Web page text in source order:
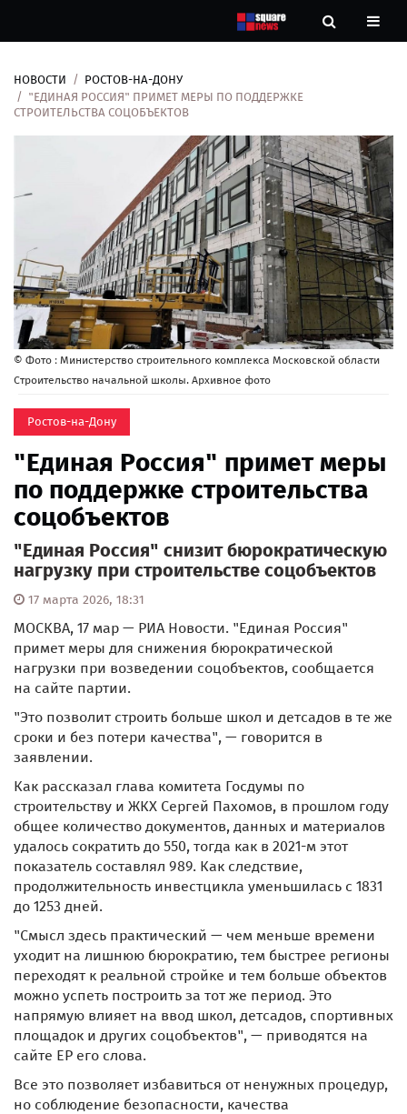
Новости
Рубрики
нас
НОВОСТИ
РОСТОВ-НА-ДОНУ
"ЕДИНАЯ РОССИЯ" ПРИМЕТ МЕРЫ ПО ПОДДЕРЖКЕ
СТРОИТЕЛЬСТВА СОЦОБЪЕКТОВ
© Фото : Министерство строительного комплекса Московской области
Строительство начальной школы. Архивное фото
Ростов-на-Дону
"Единая Россия" примет меры
по поддержке строительства
соцобъектов
"Единая Россия" снизит бюрократическую
нагрузку при строительстве соцобъектов
17 марта 2026, 18:31
МОСКВА, 17 мар — РИА Новости. "Единая Россия"
примет меры для снижения бюрократической
нагрузки при возведении соцобъектов, сообщается
на сайте партии.
"Это позволит строить больше школ и детсадов в те же
сроки и без потери качества", — говорится в
заявлении.
Как рассказал глава комитета Госдумы по
строительству и ЖКХ Сергей Пахомов, в прошлом году
общее количество документов, данных и материалов
удалось сократить до 550, тогда как в 2021-м этот
показатель составлял 989. Как следствие,
продолжительность инвестцикла уменьшилась с 1831
до 1253 дней.
"Смысл здесь практический — чем меньше времени
уходит на лишнюю бюрократию, тем быстрее регионы
переходят к реальной стройке и тем больше объектов
можно успеть построить за тот же период. Это
напрямую влияет на ввод школ, детсадов, спортивных
площадок и других соцобъектов", — приводятся на
сайте ЕР его слова.
Все это позволяет избавиться от ненужных процедур,
но соблюдение безопасности, качества